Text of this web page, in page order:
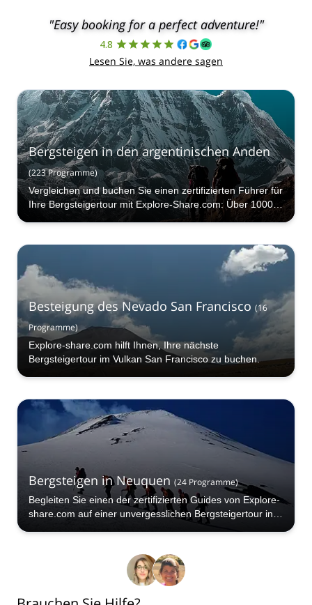
"Easy booking for a perfect adventure!"
4.8
Lesen Sie, was andere sagen
Bergsteigen in den argentinischen Anden
(223Programme)
Vergleichen und buchen Sie einen zertifizierten Führer für
Ihre Bergsteigertour mit Explore-Share.com: Über 1000
Führer, 70+ Länder und mehr als 5000 verschiedene
Bergsteigerauswahl. Die Berge rufen!
Besteigung des Nevado San Francisco (16
Programme)
Explore-share.com hilft Ihnen, Ihre nächste
Bergsteigertour im Vulkan San Francisco zu buchen.
Bergsteigen in Neuquen (24 Programme)
Begleiten Sie einen der zertifizierten Guides von Explore-
share.com auf einer unvergesslichen Bergsteigertour in